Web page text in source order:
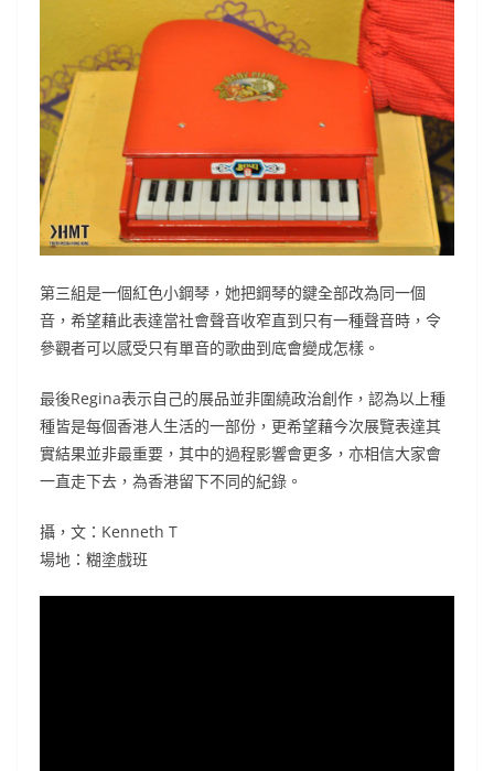
第三組是一個紅色小鋼琴，她把鋼琴的鍵全部改為同一個
音，希望藉此表達當社會聲音收窄直到只有一種聲音時，令
參觀者可以感受只有單音的歌曲到底會變成怎樣。
最後Regina表示自己的展品並非圍繞政治創作，認為以上種
種皆是每個香港人生活的一部份，更希望藉今次展覽表達其
實結果並非最重要，其中的過程影響會更多，亦相信大家會
一直走下去，為香港留下不同的紀錄。
攝，文：Kenneth T
場地：糊塗戲班